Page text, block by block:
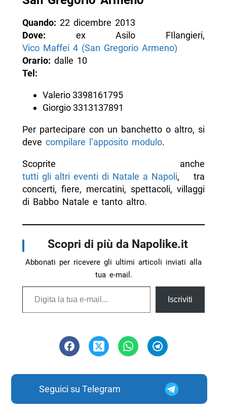
Quando: 22 dicembre 2013
Dove: ex Asilo FIlangieri,
Vico Maffei 4 (San Gregorio Armeno)
Orario: dalle 10
Tel:
Valerio 3398161795
Giorgio 3313137891
Per partecipare con un banchetto o altro, si
deve compilare l’apposito modulo.
Scoprite anche
tutti gli altri eventi di Natale a Napoli, tra
concerti, fiere, mercatini, spettacoli, villaggi
di Babbo Natale e tanto altro.
Scopri di più da Napolike.it
Abbonati per ricevere gli ultimi articoli inviati alla
tua e-mail.
Digita la tua e-mail...
Iscriviti
Seguici su Telegram